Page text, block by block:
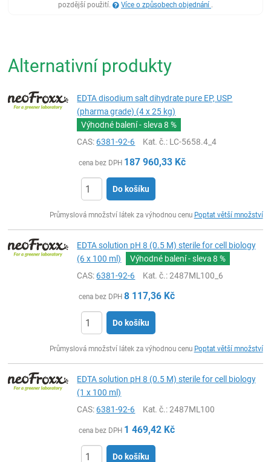
pozdější použití.
Více o způsobech objednání .
Alternativní produkty
EDTA disodium salt dihydrate pure EP, USP
(pharma grade) (4 x 25 kg)
Výhodné balení - sleva8 %
CAS:6381-92-6 Kat. č.: LC-5658.4_4
cena bez DPH 187 960,33 Kč
Do košíku
Průmyslová množství látek za výhodnou cenu Poptat větší množství
EDTA solution pH 8 (0.5 M) sterile for cell biology
(6 x 100 ml)
Výhodné balení - sleva8 %
CAS:6381-92-6 Kat. č.: 2487ML100_6
cena bez DPH 8 117,36 Kč
Do košíku
Průmyslová množství látek za výhodnou cenu Poptat větší množství
EDTA solution pH 8 (0.5 M) sterile for cell biology
(1 x 100 ml)
CAS:6381-92-6 Kat. č.: 2487ML100
cena bez DPH 1 469,42 Kč
Do košíku